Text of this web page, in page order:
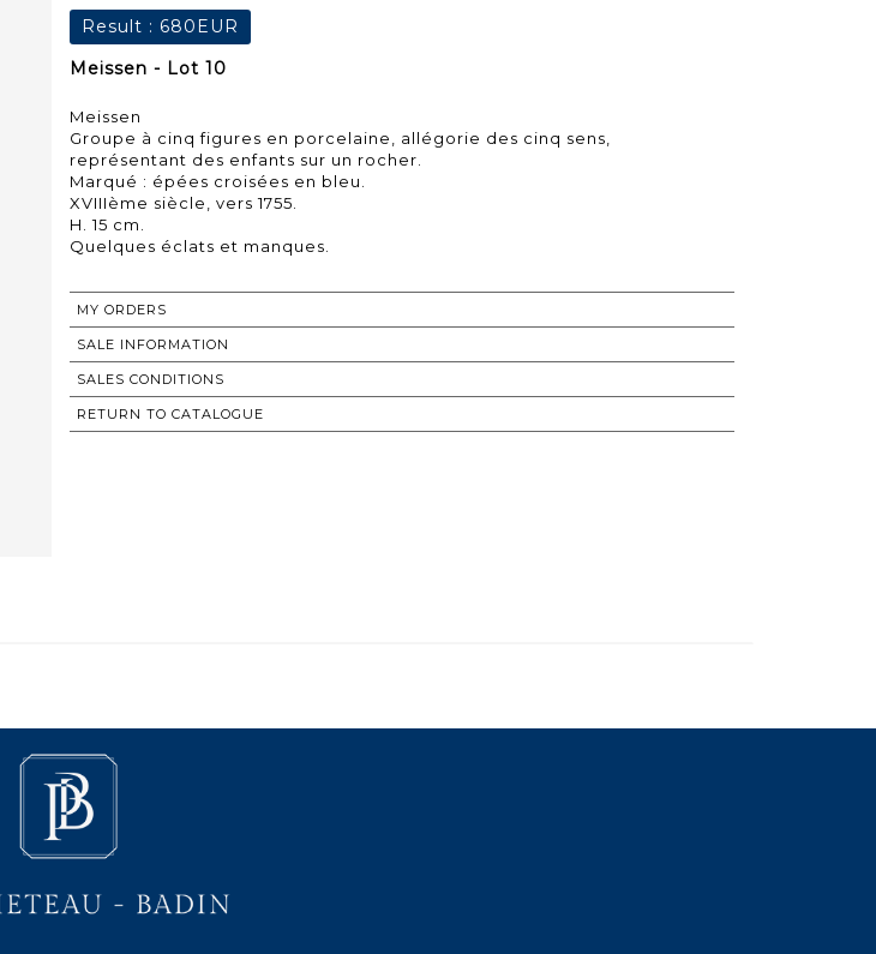
Result : 680EUR
Meissen - Lot 10
Meissen
Groupe à cinq figures en porcelaine, allégorie des cinq sens,
représentant des enfants sur un rocher.
Marqué : épées croisées en bleu.
XVIIIème siècle, vers 1755.
H. 15 cm.
MY ORDERS
SALE INFORMATION
SALES CONDITIONS
RETURN TO CATALOGUE